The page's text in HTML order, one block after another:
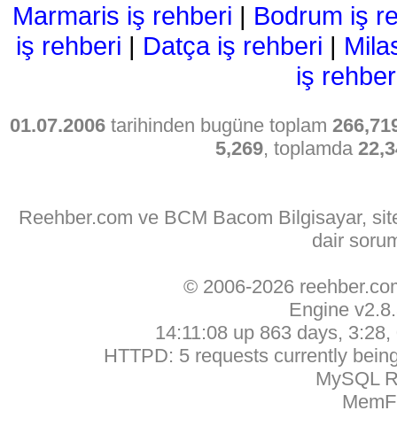
Marmaris iş rehberi | Bodrum iş
iş rehberi | Datça iş rehberi |
iş
01.07.2006 tarihinden bugüne toplam
5,269, toplamda
Reehber.com ve BCM Bacom Bilgisayar,
dair
© 2006-2026
Engine
14:11:08 up 863 days,
HTTPD: 5 requests currently
MySQL